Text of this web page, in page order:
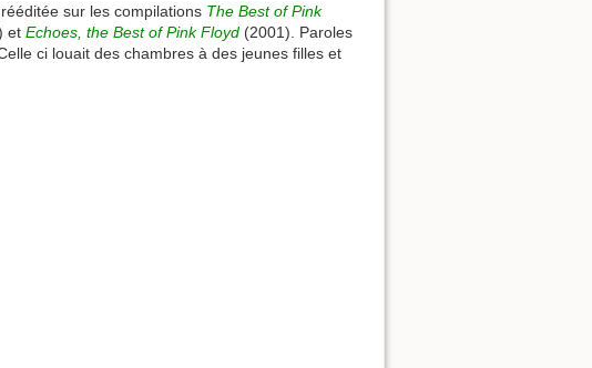
sur les compilations The Best of Pink
et Echoes, the Best of Pink Floyd (2001). Paroles
ci louait des chambres à des jeunes filles et